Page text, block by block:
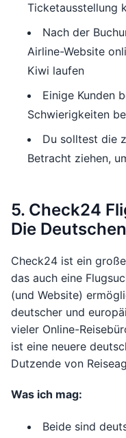
Ticketausstellung
Nach der
Airline-Website
Kiwi laufen
Einige Kunden
Schwierigkeiten
Du solltest die
Betracht ziehen,
5. Check24
Die
Check24 ist ein
das auch eine
(und Website)
deutscher und
vieler Online-
ist eine neuere
Dutzende von
Was ich mag:
Beide sind